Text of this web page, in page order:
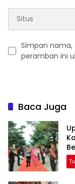
Simpan nama,
peramban ini
Baca Juga